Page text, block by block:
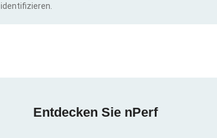
identifizieren.
Entdecken Sie nPerf